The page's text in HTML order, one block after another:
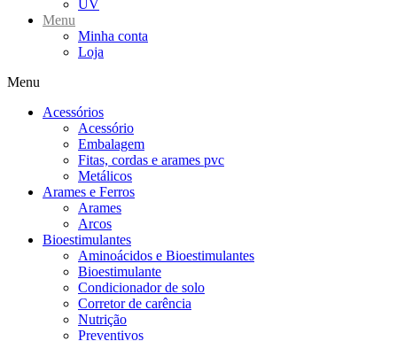
UV
Menu
Minha conta
Loja
Menu
Acessórios
Acessório
Embalagem
Fitas, cordas e arames pvc
Metálicos
Arames e Ferros
Arames
Arcos
Bioestimulantes
Aminoácidos e Bioestimulantes
Bioestimulante
Condicionador de solo
Corretor de carência
Nutrição
Preventivos